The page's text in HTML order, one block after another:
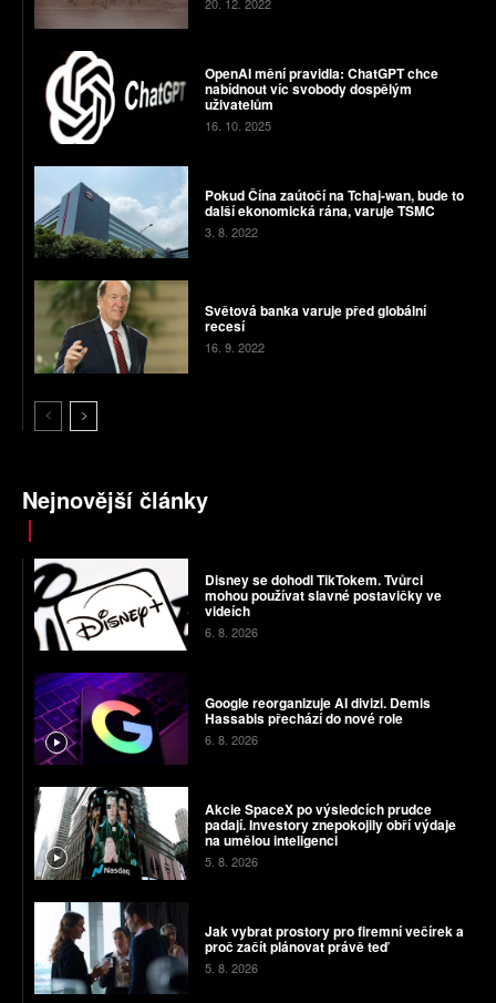
OpenAI mění pravidla: ChatGPT chce
nabídnout víc svobody dospělým
uživatelům
16. 10. 2025
Pokud Čína zaútočí na Tchaj-wan, bude to
další ekonomická rána, varuje TSMC
3. 8. 2022
Světová banka varuje před globální
recesí
16. 9. 2022
Nejnovější články
Disney se dohodl TikTokem. Tvůrci
mohou používat slavné postavičky ve
videích
6. 8. 2026
Google reorganizuje AI divizi. Demis
Hassabis přechází do nové role
6. 8. 2026
Akcie SpaceX po výsledcích prudce
padají. Investory znepokojily obří výdaje
na umělou inteligenci
5. 8. 2026
Jak vybrat prostory pro firemní večírek a
proč začít plánovat právě teď
5. 8. 2026